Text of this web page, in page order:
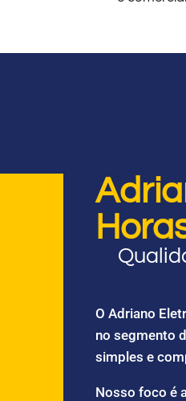
O Adriano
no segmento
simples e
Nosso foco é